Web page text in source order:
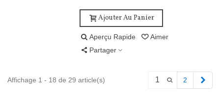
Ajouter Au Panier
Aperçu Rapide
Aimer
Partager
Affichage 1 - 18 de 29 article(s) 2